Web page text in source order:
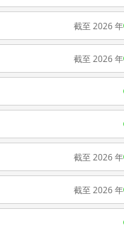
截至 2026 年
截至 2026 年
截至 2026 年
截至 2026 年